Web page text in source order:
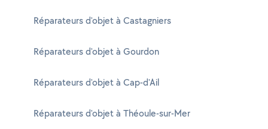
Réparateurs d'objet à Castagniers
Réparateurs d'objet à Gourdon
Réparateurs d'objet à Cap-d'Ail
Réparateurs d'objet à Théoule-sur-Mer